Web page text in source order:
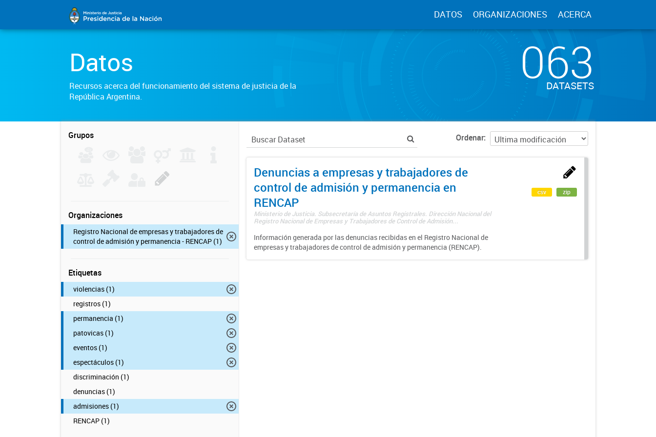
DATOS ORGANIZACIONES ACERCA
Datos
Recursos acerca del funcionamiento del sistema de justicia de la
República Argentina.
063
DATASETS
Grupos
Organizaciones
Registro Nacional de empresas y trabajadores de
control de admisión y permanencia - RENCAP (1)
Etiquetas
violencias (1)
registros (1)
permanencia (1)
patovicas (1)
eventos (1)
espectáculos (1)
discriminación (1)
denuncias (1)
admisiones (1)
RENCAP (1)
Ordenar
Denuncias a empresas y trabajadores de
control de admisión y permanencia en
RENCAP
Ministerio de Justicia. Subsecretaría de Asuntos Registrales. Dirección Nacional del
Registro Nacional de Empresas y Trabajadores de Control de Admisión...
Información generada por las denuncias recibidas en el Registro Nacional de
empresas y trabajadores de control de admisión y permanencia (RENCAP).
csv zip